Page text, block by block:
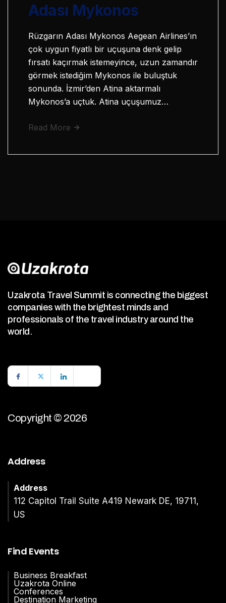
Adası Mykonos
Rüzgarın Adası Mykonos Aegean Airlines’ın
çok uygun fiyatlı bir uçuşuna denk gelip
fırsatı kaçırmak istemeyince, uzun zamandır
görmek istediğim Mykonos ile buluştuk
sonunda. İzmir’den Atina aktarmalı
Mykonos’a uçtuk. Atina uçuşumuz…
Read More
Uzakrota Travel Summit is connecting the biggest
companies with the brightest minds and
professionals of the travel industry around the
world.
Copyright © 2026
Address
Address
112 Capitol Trail Suite A419 Newark DE, 19711,
US
Find Events
Business Breakfast
Uzakrota Online
Conferences
Destination Marketing